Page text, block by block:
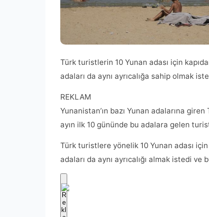
Türk turistlerin 10 Yunan adası için
adaları da aynı ayrıcalığa sahip olmak
REKLAM
Yunanistan’ın bazı Yunan adalarına
ayın ilk 10 gününde bu adalara gelen turist
Türk turistlere yönelik 10 Yunan adası
adaları da aynı ayrıcalığı almak istedi ve